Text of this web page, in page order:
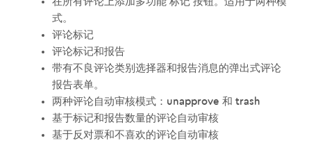
式。
评论标记
评论标记和报告
带有不良评论类别选择器和报告消息的弹出式评论
报告表单。
两种评论自动审核模式：unapprove 和 trash
基于标记和报告数量的评论自动审核
基于反对票和不喜欢的评论自动审核